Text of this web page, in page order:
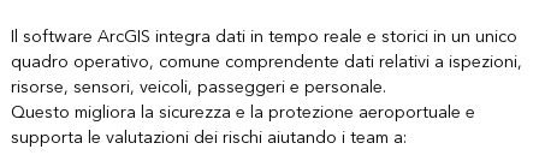
Il software ArcGIS integra dati in tempo reale e storici in un unico
quadro operativo, comune comprendente dati relativi a ispezioni,
risorse, sensori, veicoli, passeggeri e personale.
Questo migliora la sicurezza e la protezione aeroportuale e
supporta le valutazioni dei rischi aiutando i team a: